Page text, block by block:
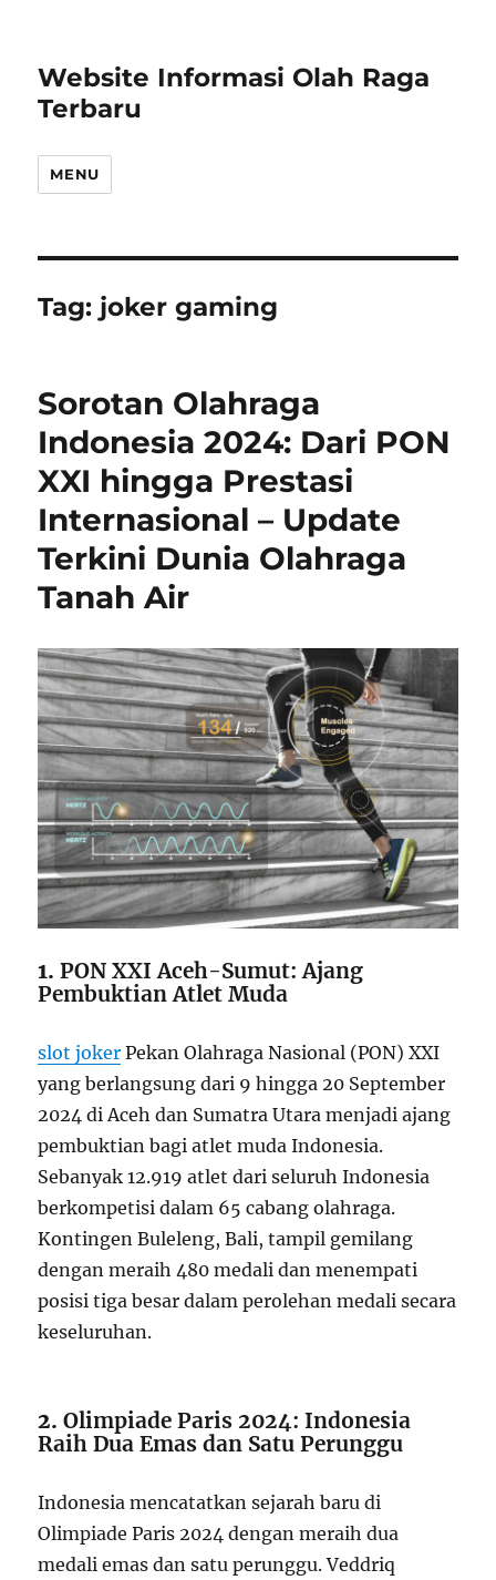
Website Informasi Olah Raga
Terbaru
MENU
Tag: joker gaming
Sorotan Olahraga
Indonesia 2024: Dari PON
XXI hingga Prestasi
Internasional – Update
Terkini Dunia Olahraga
Tanah Air
1.PON XXI Aceh-Sumut: Ajang
Pembuktian Atlet Muda
slot joker Pekan Olahraga Nasional (PON) XXI
yang berlangsung dari 9 hingga 20 September
2024 di Aceh dan Sumatra Utara menjadi ajang
pembuktian bagi atlet muda Indonesia.
Sebanyak 12.919 atlet dari seluruh Indonesia
berkompetisi dalam 65 cabang olahraga.
Kontingen Buleleng, Bali, tampil gemilang
dengan meraih 480 medali dan menempati
posisi tiga besar dalam perolehan medali secara
keseluruhan.
2.Olimpiade Paris 2024: Indonesia
Raih Dua Emas dan Satu Perunggu
Indonesia mencatatkan sejarah baru di
Olimpiade Paris 2024 dengan meraih dua
medali emas dan satu perunggu. Veddriq